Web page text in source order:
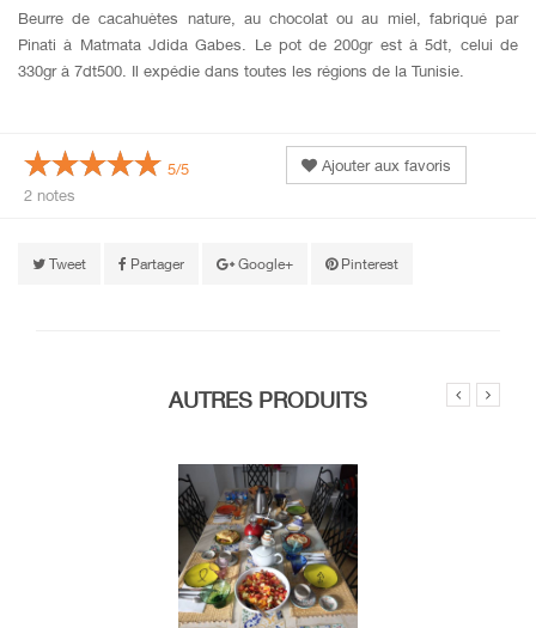
Beurre de cacahuètes nature, au chocolat ou au miel, fabriqué par
Pinati à Matmata Jdida Gabes. Le pot de 200gr est à 5dt, celui de
330gr à 7dt500. Il expédie dans toutes les régions de la Tunisie.
5/5
Ajouter aux favoris
2 notes
Tweet Partager Google+ Pinterest
AUTRES PRODUITS